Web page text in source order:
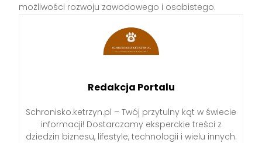
możliwości rozwoju zawodowego i osobistego.
Redakcja Portalu
Schronisko.ketrzyn.pl – Twój przytulny kąt w świecie
informacji! Dostarczamy eksperckie treści z
dziedzin biznesu, lifestyle, technologii i wielu innych.